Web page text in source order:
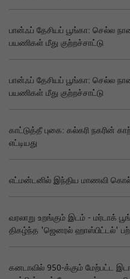
பான்ஃப் தேசியப் பூங்கா: செல்ல
பயணிகள் மீது குற்றச்சாட்டு
பான்ஃப் தேசியப் பூங்கா: செல்ல
பயணிகள் மீது குற்றச்சாட்டு
காட்டுத்தீ புகை: கல்கரி நகரின்
எட்டியது
எட்மன்டனில் இந்திய மாணவி
வரலாறு உறங்கும் இடம் - மர்டாக்
திகழ்ந்த 'ஜெனரல் ஹாஸ்பிட்டல்'
கனடாவில் 950-க்கும் மேற்பட்ட